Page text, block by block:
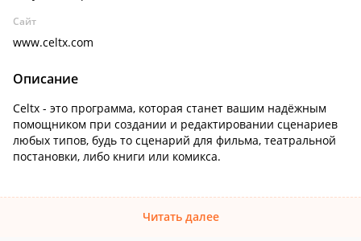
Сайт
www.celtx.com
Описание
Celtx - это программа, которая станет вашим надёжным
помощником при создании и редактировании сценариев
любых типов, будь то сценарий для фильма, театральной
постановки, либо книги или комикса.
Читать далее